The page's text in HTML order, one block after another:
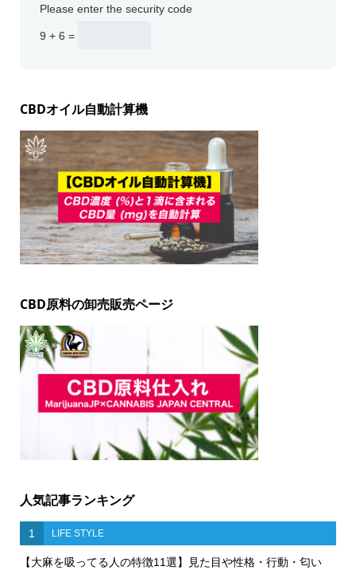
Please enter the security code
9 + 6 =
CBDオイル自動計算機
CBD原料の卸売販売ページ
人気記事ランキング
1 LIFE STYLE
【大麻を吸ってる人の特徴11選】見た目や性格・行動・匂い